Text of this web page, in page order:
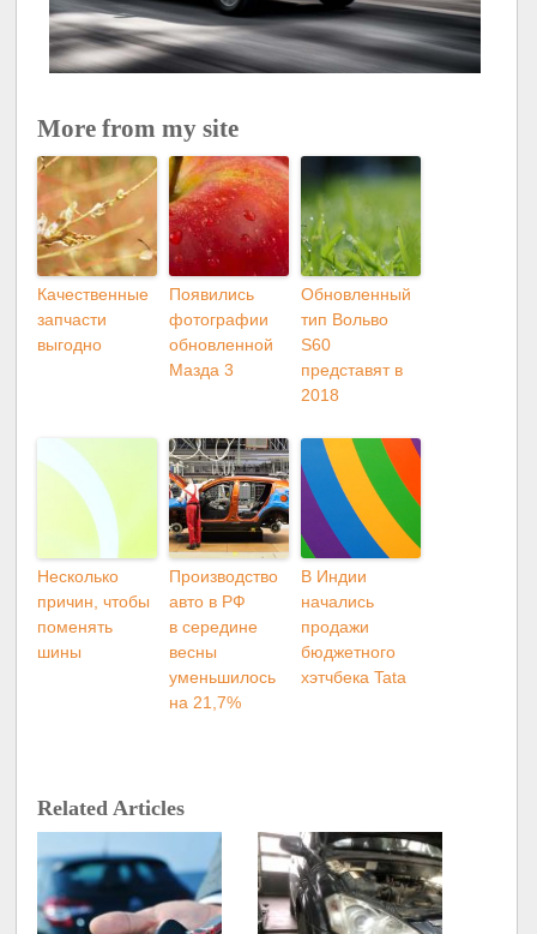
More from my site
Качественные
запчасти
выгодно
Появились
фотографии
обновленной
Мазда 3
Обновленный
тип Вольво
S60
представят в
2018
Несколько
причин, чтобы
поменять
шины
Производство
авто в РФ
в середине
весны
уменьшилось
на 21,7%
В Индии
начались
продажи
бюджетного
хэтчбека Tata
Related Articles